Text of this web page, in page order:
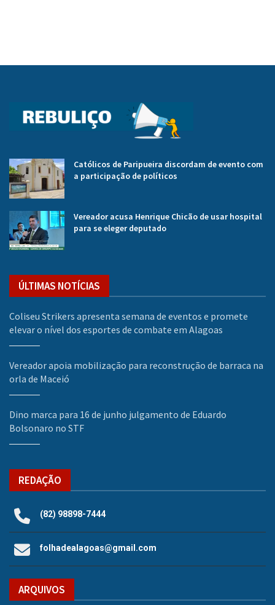
Católicos de Paripueira discordam de evento com
a participação de políticos
Vereador acusa Henrique Chicão de usar hospital
para se eleger deputado
ÚLTIMAS NOTÍCIAS
Coliseu Strikers apresenta semana de eventos e promete
elevar o nível dos esportes de combate em Alagoas
Vereador apoia mobilização para reconstrução de barraca na
orla de Maceió
Dino marca para 16 de junho julgamento de Eduardo
Bolsonaro no STF
REDAÇÃO
(82) 98898-7444
folhadealagoas@gmail.com
ARQUIVOS